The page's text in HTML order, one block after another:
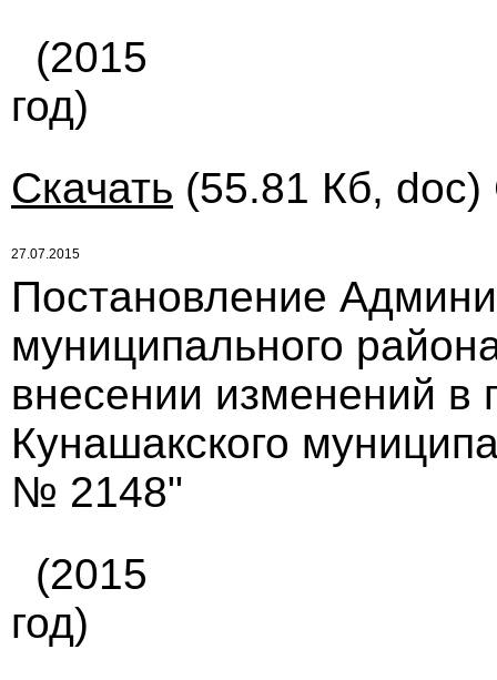
(2015
год)
Скачать (55.81 Кб, doc)
27.07.2015
Постановление
муниципального
внесении изменений в
Кунашакского
№ 2148"
(2015
год)